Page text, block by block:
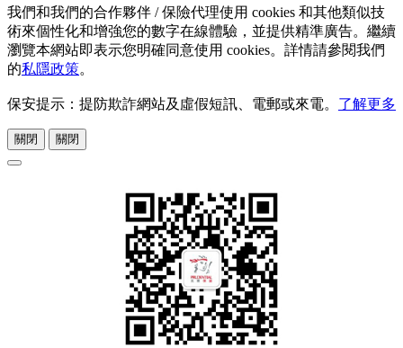
我們和我們的合作夥伴 / 保險代理使用 cookies 和其他類似技
術來個性化和增強您的數字在線體驗，並提供精準廣告。繼續
瀏覽本網站即表示您明確同意使用 cookies。詳情請參閱我們
的私隱政策。
保安提示：提防欺詐網站及虛假短訊、電郵或來電。 了解更多
關閉 關閉